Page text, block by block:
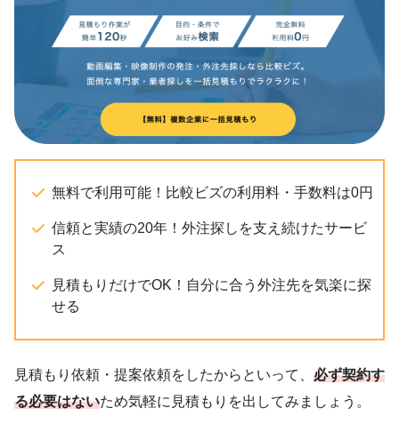
無料で利用可能！比較ビズの利用料・手数料は0円
信頼と実績の20年！外注探しを支え続けたサービ
ス
見積もりだけでOK！自分に合う外注先を気楽に探
せる
見積もり依頼・提案依頼をしたからといって、 必ず契約す
る必要はないため気軽に見積もりを出してみましょう。